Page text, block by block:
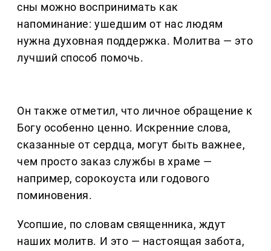
сны можно воспринимать как
напоминание: ушедшим от нас людям
нужна духовная поддержка. Молитва — это
лучший способ помочь.
Он также отметил, что личное обращение к
Богу особенно ценно. Искренние слова,
сказанные от сердца, могут быть важнее,
чем просто заказ службы в храме —
например, сорокоуста или годового
поминовения.
Усопшие, по словам священника, ждут
наших молитв. И это — настоящая забота,